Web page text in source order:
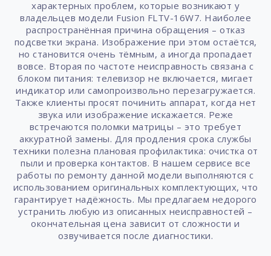
характерных проблем, которые возникают у
владельцев модели Fusion FLTV-16W7. Наиболее
распространённая причина обращения – отказ
подсветки экрана. Изображение при этом остаётся,
но становится очень тёмным, а иногда пропадает
вовсе. Вторая по частоте неисправность связана с
блоком питания: телевизор не включается, мигает
индикатор или самопроизвольно перезагружается.
Также клиенты просят починить аппарат, когда нет
звука или изображение искажается. Реже
встречаются поломки матрицы – это требует
аккуратной замены. Для продления срока службы
техники полезна плановая профилактика: очистка от
пыли и проверка контактов. В нашем сервисе все
работы по ремонту данной модели выполняются с
использованием оригинальных комплектующих, что
гарантирует надёжность. Мы предлагаем недорого
устранить любую из описанных неисправностей –
окончательная цена зависит от сложности и
озвучивается после диагностики.